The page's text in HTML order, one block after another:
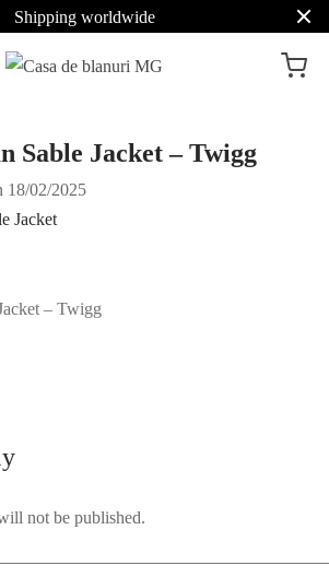
Shipping worldwide
Sable Jacket – Twigg
18/02/2025
– Twigg
not be published.